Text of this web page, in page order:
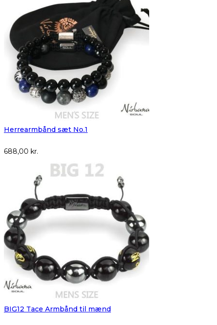
Herrearmbånd sæt No.1
688,00 kr.
BIG12 Tace Armbånd til mænd